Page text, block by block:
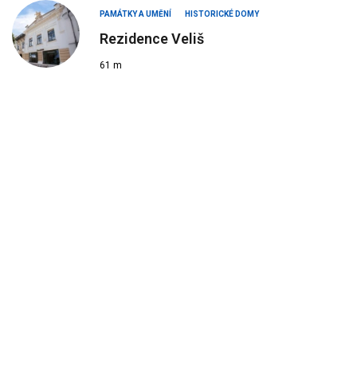
PAMÁTKY A UMĚNÍ HISTORICKÉ DOMY
Rezidence Veliš
61 m